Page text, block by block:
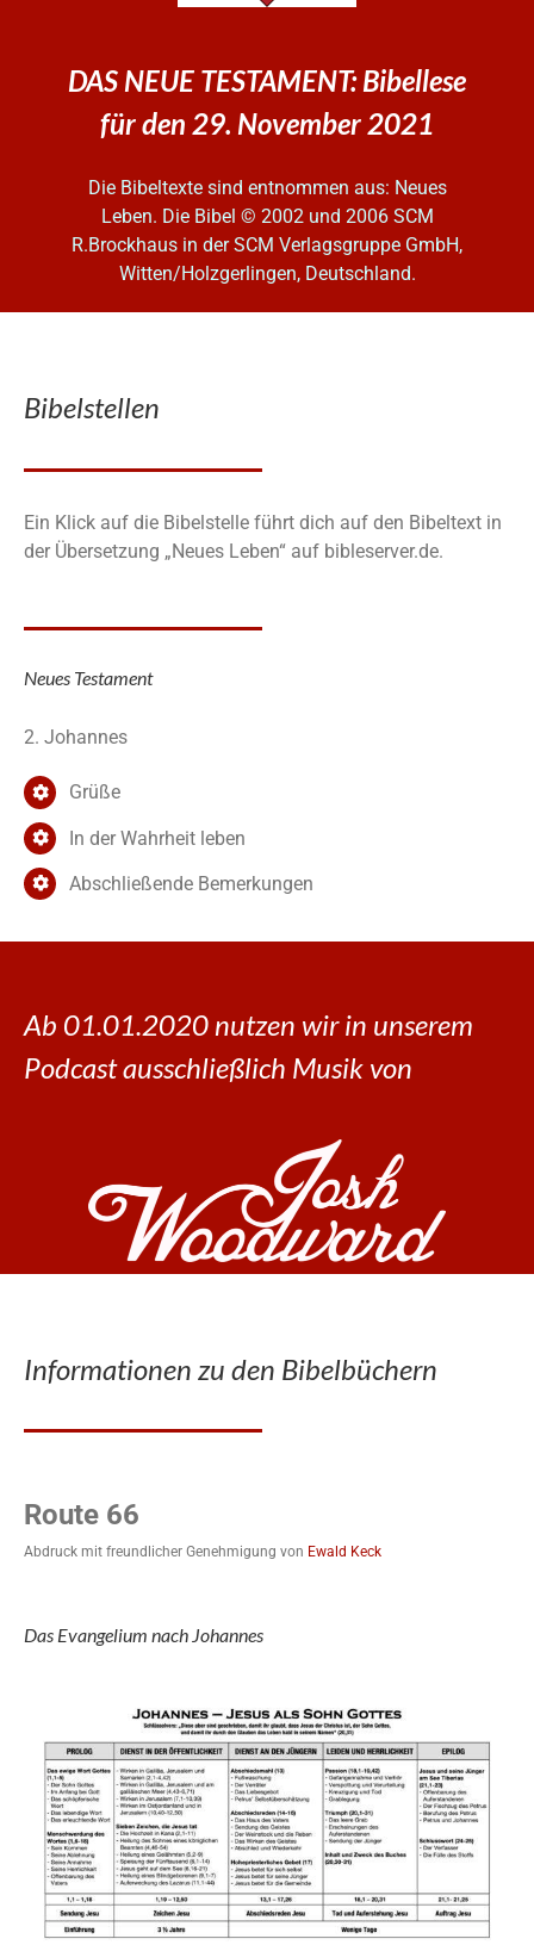
DAS NEUE TESTAMENT: Bibellese
für den 29. November 2021
Die Bibeltexte sind entnommen aus: Neues
Leben. Die Bibel © 2002 und 2006 SCM
R.Brockhaus in der SCM Verlagsgruppe GmbH,
Witten/Holzgerlingen, Deutschland.
Bibelstellen
Ein Klick auf die Bibelstelle führt dich auf den Bibeltext in
der Übersetzung „Neues Leben“ auf bibleserver.de.
Neues Testament
2. Johannes
Grüße
In der Wahrheit leben
Abschließende Bemerkungen
Ab 01.01.2020 nutzen wir in unserem
Podcast ausschließlich Musik von
Informationen zu den Bibelbüchern
Route 66
Abdruck mit freundlicher Genehmigung von Ewald Keck
Das Evangelium nach Johannes